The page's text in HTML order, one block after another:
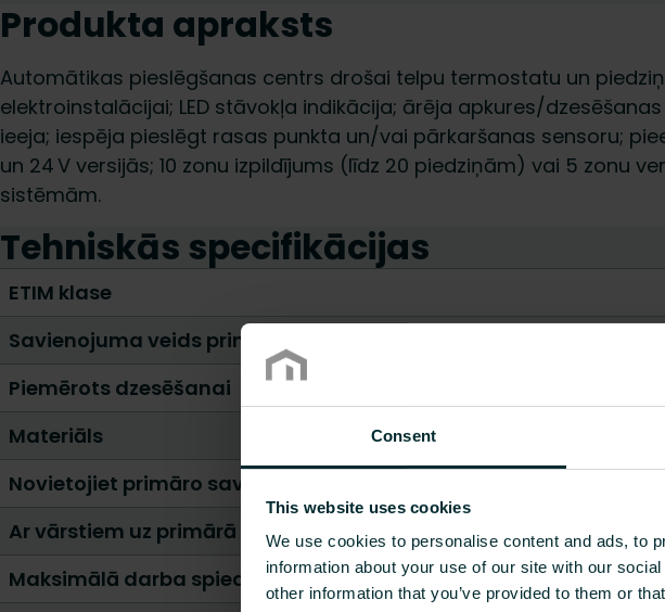
Consent
This website uses cookies
We use cookies to personalise content and ads, to
information about your use of our site with our
other information that you’ve provided to them or
Produkta apraksts
Automātikas pieslēgšanas centrs drošai telpu termostatu un
elektroinstalācijai; LED stāvokļa indikācija; ārēja apkures/
ieeja; iespēja pieslēgt rasas punkta un/vai pārkaršanas sensoru;
un 24 V versijās; 10 zonu izpildījums (līdz 20 piedziņām) vai 5 zonu
sistēmām.
Tehniskās specifikācijas
ETIM klase
Savienojuma veids primārajā pusē
Piemērots dzesēšanai
Materiāls
Novietojiet primāro savienojumu
Ar vārstiem uz primārā savienojuma
Maksimālā darba spiediena [bar]